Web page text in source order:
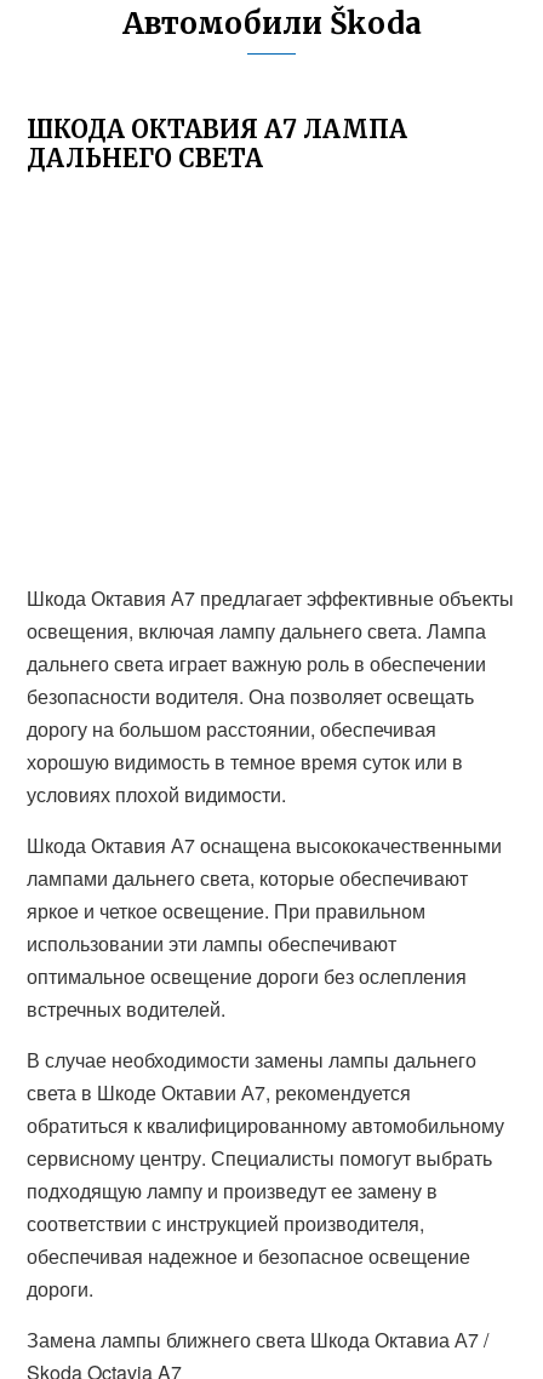
Автомобили Škoda
ШКОДА ОКТАВИЯ А7 ЛАМПА
ДАЛЬНЕГО СВЕТА
Шкода Октавия А7 предлагает эффективные объекты
освещения, включая лампу дальнего света. Лампа
дальнего света играет важную роль в обеспечении
безопасности водителя. Она позволяет освещать
дорогу на большом расстоянии, обеспечивая
хорошую видимость в темное время суток или в
условиях плохой видимости.
Шкода Октавия А7 оснащена высококачественными
лампами дальнего света, которые обеспечивают
яркое и четкое освещение. При правильном
использовании эти лампы обеспечивают
оптимальное освещение дороги без ослепления
встречных водителей.
В случае необходимости замены лампы дальнего
света в Шкоде Октавии А7, рекомендуется
обратиться к квалифицированному автомобильному
сервисному центру. Специалисты помогут выбрать
подходящую лампу и произведут ее замену в
соответствии с инструкцией производителя,
обеспечивая надежное и безопасное освещение
дороги.
Замена лампы ближнего света Шкода Октавиа А7 /
Skoda Octavia A7